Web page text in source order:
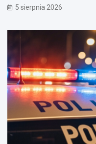
5 sierpnia 2026